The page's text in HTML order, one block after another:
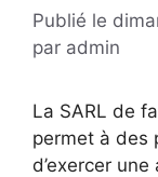
Publié le
par admin
La SARL de
permet à des
d’exercer